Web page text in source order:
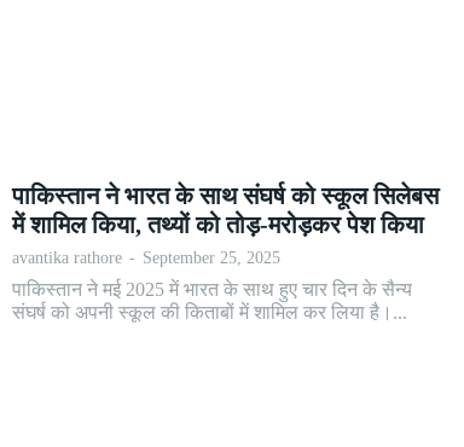
पाकिस्तान ने भारत के साथ संघर्ष को स्कूल सिलेबस
में शामिल किया, तथ्यों को तोड़-मरोड़कर पेश किया
avantika rathore - September 25, 2025
पाकिस्तान ने मई 2025 में भारत के साथ हुए चार दिन के सैन्य
संघर्ष को अपनी स्कूल की किताबों में शामिल कर लिया है।...